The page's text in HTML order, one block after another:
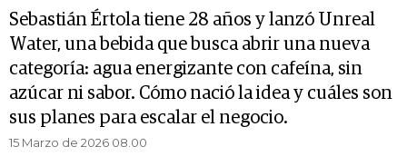
Sebastián Értola tiene 28 años y lanzó Unreal
Water, una bebida que busca abrir una nueva
categoría: agua energizante con cafeína, sin
azúcar ni sabor. Cómo nació la idea y cuáles son
sus planes para escalar el negocio.
15 Marzo de 2026 08.00